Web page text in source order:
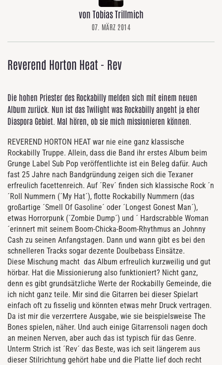
von Tobias Trillmich
07. MÄRZ 2014
Reverend Horton Heat - Rev
Die hohen Priester des Rockabilly melden sich mit einem neuen
Album zurück. Nun ist das Twilight was Rockabilly angeht ja eher
Diaspora Gebiet. Mal hören, ob sie mich missionieren können.
REVEREND HORTON HEAT war nie eine ganz klassische
Rockabilly Truppe. Allein, dass die Band ihr erstes Album beim
Grunge Label Sub Pop veröffentlichte ist ein Beleg dafür. Auch
fast 25 Jahre nach Bandgründung zeigen sich die Texaner
erfreulich facettenreich. Auf ´Rev´ finden sich klassische Rock ´n
´Roll Nummern (´My Hat´), flotte Rockabilly Nummern (das
großartige ´Smell Of Gasoline´ oder ´Longest Gonest Man´),
etwas Horrorpunk (´Zombie Dump´) und ´ Hardscrabble Woman
´erinnert mit seinem Boom-Chicka-Boom-Rhythmus an Johnny
Cash zu seinen Anfangstagen. Dann und wann gibt es bei den
schnelleren Tracks sogar dezente Doulbebass Einsätze.
Diese Mischung macht das Album erfreulich kurzweilig und gut
hörbar. Hat die Missionierung also funktioniert? Nicht ganz,
denn es gibt grundsätzliche Werte der Rockabilly Gemeinde, die
ich nicht ganz teile. Mir sind die Gitarren bei dieser Spielart
einfach oft zu fisselig und könnten etwas mehr Druck vertragen.
Da ist mir die verzerrtere Ausgabe, wie sie beispielsweise The
Bones spielen, näher. Und auch einige Gitarrensoli nagen doch
an meinen Nerven, aber auch das ist typisch für das Genre.
Unterm Strich ist ´Rev´ das Beste, was ich seit längerem aus
dieser Stilrichtung gehört habe und die Platte lief doch recht